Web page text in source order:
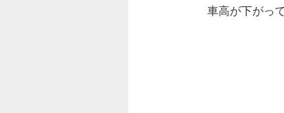
車高が下がっ